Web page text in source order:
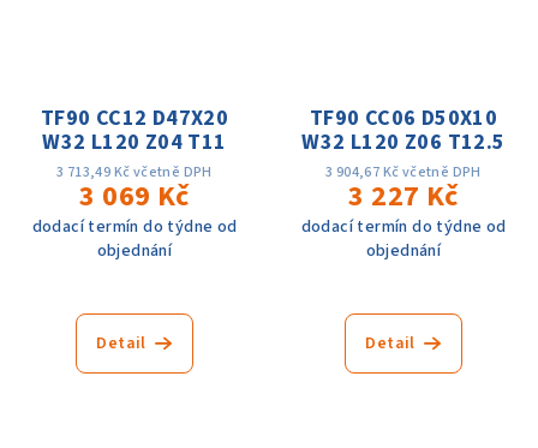
TF90 CC12 D47X20
W32 L120 Z04 T11
3 713,49 Kč včetně DPH
3 069 Kč
dodací termín do týdne od
objednání
Detail
TF90 CC06 D50X10
W32 L120 Z06 T12.5
3 904,67 Kč včetně DPH
3 227 Kč
dodací termín do týdne od
objednání
Detail